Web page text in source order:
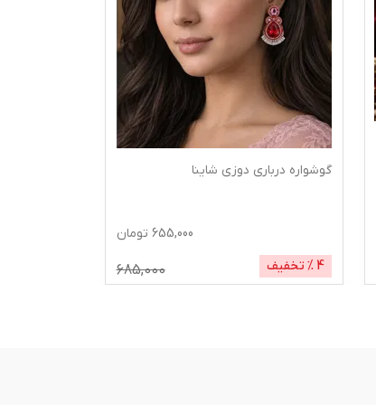
گوشواره درباری دوزی شاینا
655,000 تومان
4 % تخفیف 685,000